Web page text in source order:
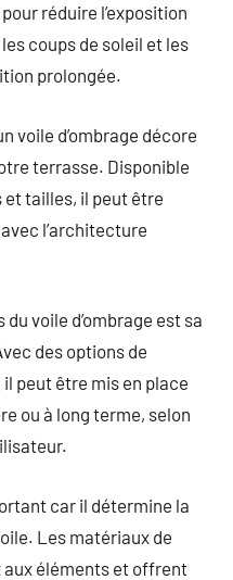
réduire l’exposition
coups de soleil et les
prolongée.
voile d’ombrage décore
terrasse. Disponible
et tailles, il peut être
l’architecture
voile d’ombrage est sa
des options de
peut être mis en place
ou à long terme, selon
car il détermine la
Les matériaux de
éléments et offrent